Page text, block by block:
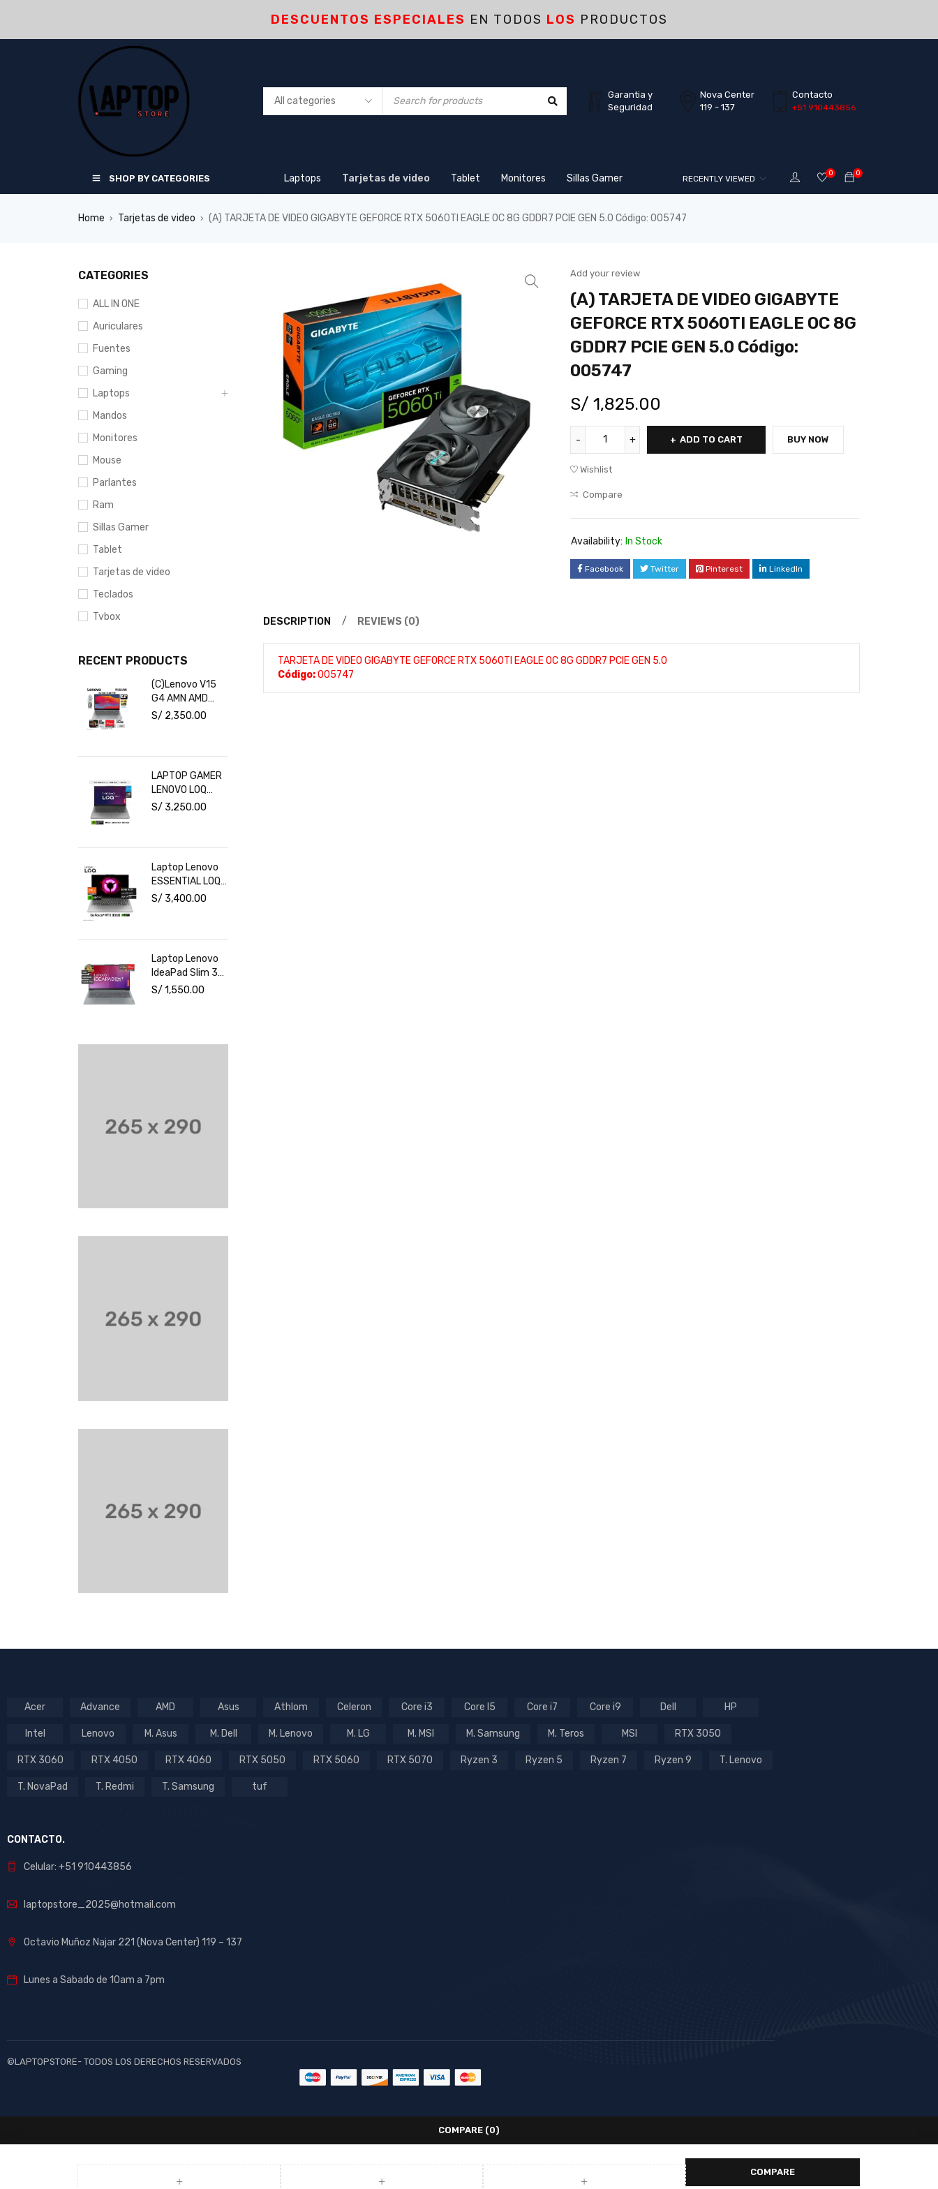
DESCUENTOS ESPECIALES EN TODOS LOS PRODUCTOS
Garantia y
Seguridad
Nova Center
119 - 137
Contacto
+51 910443856
SHOP BY CATEGORIES Laptops Tarjetas de video Tablet Monitores Sillas Gamer 0
0
RECENTLY VIEWED
Home › Tarjetas de video › (A) TARJETA DE VIDEO GIGABYTE GEFORCE RTX 5060TI EAGLE OC 8G GDDR7 PCIE GEN 5.0 Código: 005747
CATEGORIES
ALL IN ONE
Auriculares
Fuentes
Gaming
Laptops
Mandos
Monitores
Mouse
Parlantes
Ram
Sillas Gamer
Tablet
Tarjetas de video
Teclados
Tvbox
RECENT PRODUCTS
(C)Lenovo V15
G4 AMN AMD
Ryzen 5-7520U
FHD Free Dos
S/ 2,350.00
LAPTOP GAMER
LENOVO LOQ
INTEL CORE I5
6GB 15.6" FHD
S/ 3,250.00
Laptop Lenovo
ESSENTIAL LOQ
15ARP10E Ryzen
512GB SSD
3050 6GB 15.6"
FHD Windows 11
S/ 3,400.00
Laptop Lenovo
IdeaPad Slim 3
15AMN8 15.6"
S/ 1,550.00
Add your review
(A) TARJETA DE VIDEO GIGABYTE
GEFORCE RTX 5060TI EAGLE OC 8G
GDDR7 PCIE GEN 5.0 Código:
005747
S/ 1,825.00
ADD TO CART BUY NOW
Wishlist
Compare
Availability: In Stock
Facebook Twitter Pinterest LinkedIn
DESCRIPTION REVIEWS (0)
TARJETA DE VIDEO GIGABYTE GEFORCE RTX 5060TI EAGLE OC 8G GDDR7 PCIE GEN 5.0
Código:005747
Acer Advance AMD Asus Athlom Celeron Core i3 Core I5 Core i7 Core i9 Dell HP
Intel Lenovo M. Asus M. Dell M. Lenovo M. LG M. MSI M. Samsung M. Teros MSI RTX 3050
RTX 3060 RTX 4050 RTX 4060 RTX 5050 RTX 5060 RTX 5070 Ryzen 3 Ryzen 5 Ryzen 7 Ryzen 9 T. Lenovo
T. NovaPad T. Redmi T. Samsung tuf
CONTACTO.
Celular: +51 910443856
laptopstore_2025@hotmail.com
Octavio Muñoz Najar 221 (Nova Center) 119 – 137
Lunes a Sabado de 10am a 7pm
©LAPTOPSTORE- TODOS LOS DERECHOS RESERVADOS
COMPARE (0)
COMPARE